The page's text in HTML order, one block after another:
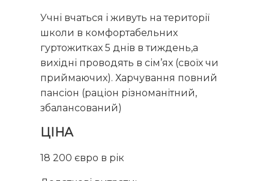
Учні вчаться і живуть на території
школи в комфортабельних
гуртожитках 5 днів в тиждень,а
вихідні проводять в сім’ях (своїх чи
приймаючих). Харчування повний
пансіон (раціон різноманітний,
збалансований)
ЦІНА
18 200 євро в рік